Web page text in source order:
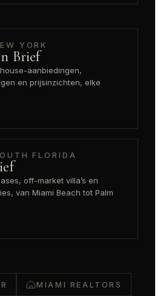
YORK
Brief
aanbiedingen,
en prijsinzichten, elke
FLORIDA
off-market villa’s en
van Miami Beach tot Palm
MIAMI REALTORS